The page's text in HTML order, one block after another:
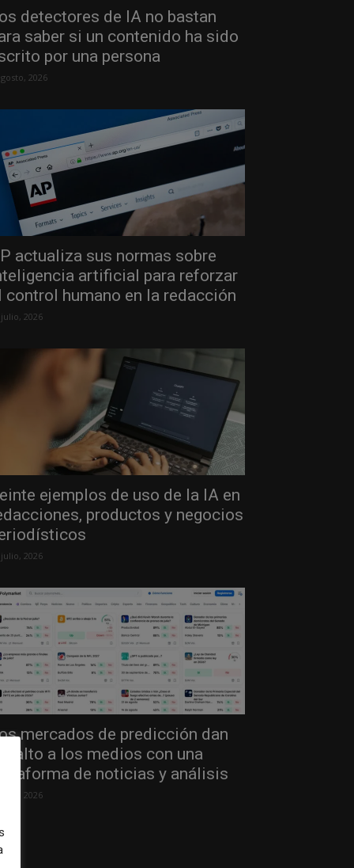
detectores de IA no bastan
saber si un contenido ha sido
por una persona
2026
actualiza sus normas sobre
artificial para reforzar
control humano en la redacción
2026
ejemplos de uso de la IA en
productos y negocios
2026
mercados de predicción dan
salto a los medios con una
de noticias y análisis
2026